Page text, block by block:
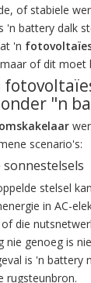
of stabiele
'n battery dalk
'n
of dit moet
"n
scenario's:
stelsel
in AC-
die
nie genoeg is
is 'n battery
rugsteunbron.